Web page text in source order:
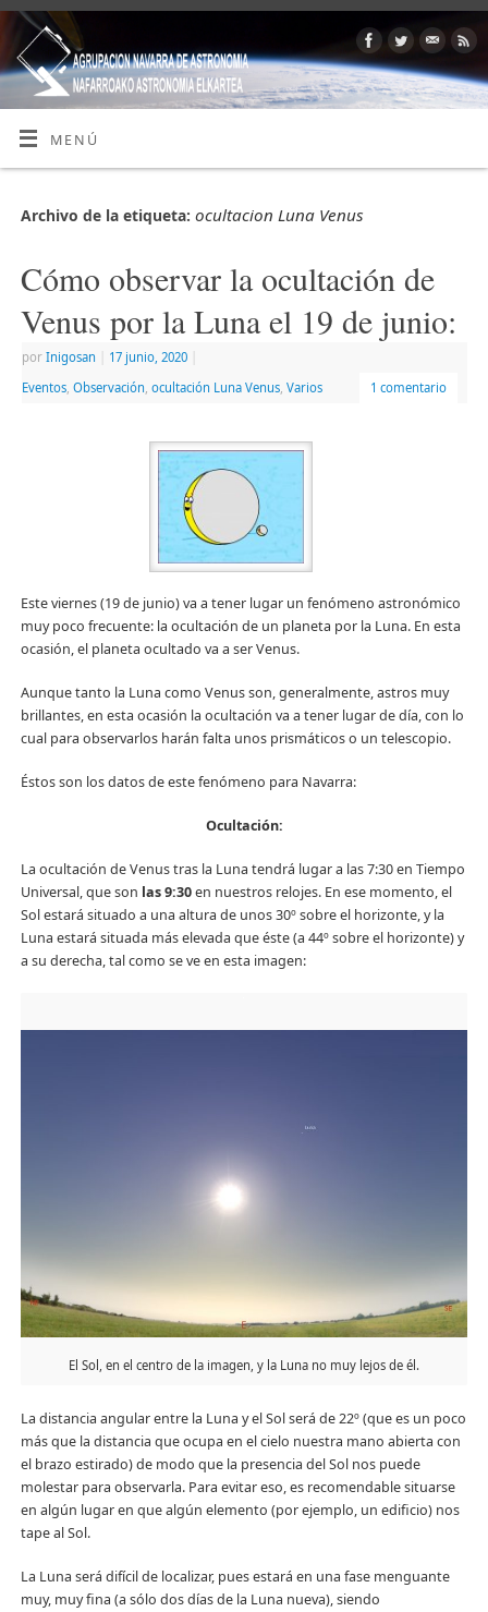
MENÚ
Archivo de la etiqueta: ocultacion Luna Venus
Cómo observar la ocultación de
Venus por la Luna el 19 de junio:
por Inigosan 17 junio, 2020
Eventos, Observación ocultación Luna Venus, Varios 1 comentario
Este viernes (19 de junio) va a tener lugar un fenómeno astronómico
muy poco frecuente: la ocultación de un planeta por la Luna. En esta
ocasión, el planeta ocultado va a ser Venus.
Aunque tanto la Luna como Venus son, generalmente, astros muy
brillantes, en esta ocasión la ocultación va a tener lugar de día, con lo
cual para observarlos harán falta unos prismáticos o un telescopio.
Éstos son los datos de este fenómeno para Navarra:
Ocultación:
La ocultación de Venus tras la Luna tendrá lugar a las 7:30 en Tiempo
Universal, que son las 9:30en nuestros relojes. En ese momento, el
Sol estará situado a una altura de unos 30º sobre el horizonte, y la
Luna estará situada más elevada que éste (a 44º sobre el horizonte) y
a su derecha, tal como se ve en esta imagen:
El Sol, en el centro de la imagen, y la Luna no muy lejos de él.
La distancia angular entre la Luna y el Sol será de 22º (que es un poco
más que la distancia que ocupa en el cielo nuestra mano abierta con
el brazo estirado) de modo que la presencia del Sol nos puede
molestar para observarla. Para evitar eso, es recomendable situarse
en algún lugar en que algún elemento (por ejemplo, un edificio) nos
tape al Sol.
La Luna será difícil de localizar, pues estará en una fase menguante
muy, muy fina (a sólo dos días de la Luna nueva), siendo